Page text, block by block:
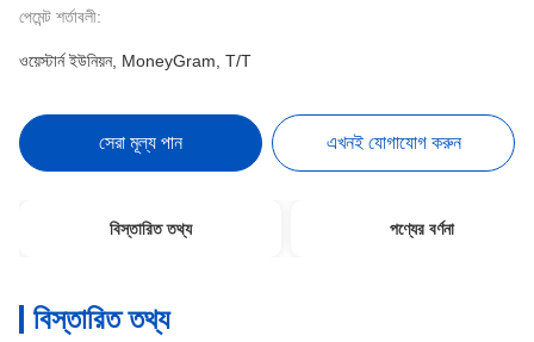
পেমেন্ট শর্তাবলী:
ওয়েস্টার্ন ইউনিয়ন, MoneyGram, T/T
সেরা মূল্য পান এখনই যোগাযোগ করুন
বিস্তারিত তথ্য পণ্যের বর্ণনা
বিস্তারিত তথ্য